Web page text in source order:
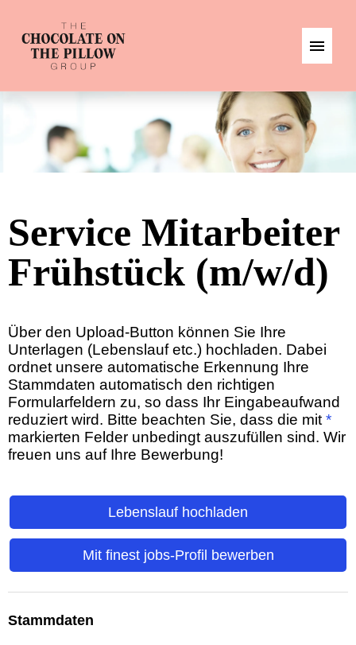
JOBS
Service Mitarbeiter
Frühstück (m/w/d)
Über den Upload-Button können Sie Ihre
Unterlagen (Lebenslauf etc.) hochladen. Dabei
ordnet unsere automatische Erkennung Ihre
Stammdaten automatisch den richtigen
Formularfeldern zu, so dass Ihr Eingabeaufwand
reduziert wird. Bitte beachten Sie, dass die mit *
markierten Felder unbedingt auszufüllen sind. Wir
freuen uns auf Ihre Bewerbung!
Lebenslauf hochladen
Mit finest jobs-Profil bewerben
Stammdaten